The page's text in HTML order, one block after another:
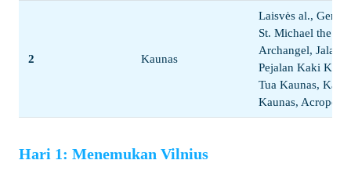
2 Kaunas
Laisvės al., Gereja
St. Michael the
Archangel, Jalan
Pejalan Kaki Kota
Tua Kaunas, Kastil
Kaunas, Acropolis
Hari 1: Menemukan Vilnius